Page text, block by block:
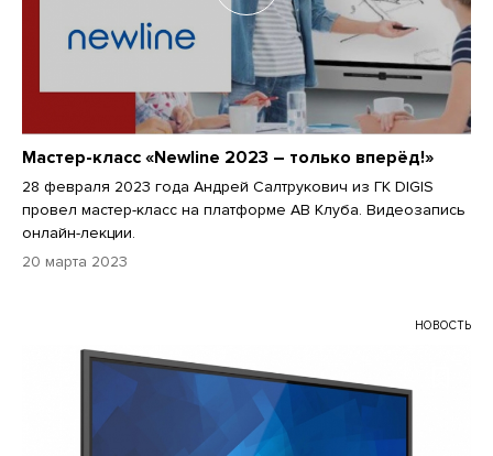
Мастер-класс «Newline 2023 – только вперёд!»
28 февраля 2023 года Андрей Салтрукович из ГК DIGIS
провел мастер-класс на платформе АВ Клуба. Видеозапись
онлайн-лекции.
20 марта 2023
НОВОСТЬ